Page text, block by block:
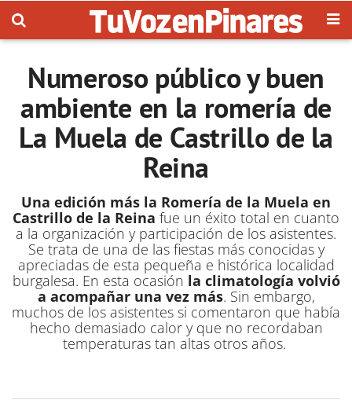
Numeroso público y buen
ambiente en la romería de
La Muela de Castrillo de la
Reina
Una edición más la Romería de la Muela en
Castrillo de la Reina fue un éxito total en cuanto
a la organización y participación de los asistentes.
Se trata de una de las fiestas más conocidas y
apreciadas de esta pequeña e histórica localidad
burgalesa. En esta ocasión la climatología volvió
a acompañar una vez más. Sin embargo,
muchos de los asistentes si comentaron que había
hecho demasiado calor y que no recordaban
temperaturas tan altas otros años.